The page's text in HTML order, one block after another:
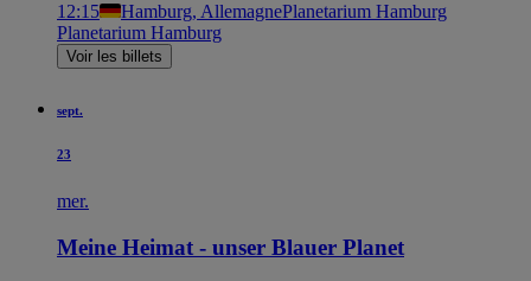
12:15 Hamburg, AllemagnePlanetarium Hamburg
Planetarium Hamburg
Voir les billets
sept.
23
mer.
Meine Heimat - unser Blauer Planet